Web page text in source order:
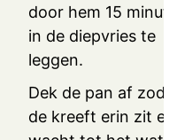
door hem 15
in de diepvries te
leggen.
Dek de pan af
de kreeft erin zit en